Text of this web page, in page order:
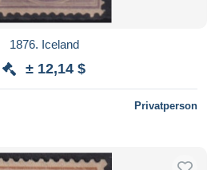
1876. Iceland
± 12,14 $
Privatperson